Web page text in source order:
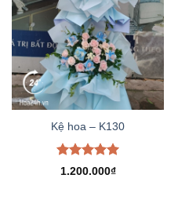
Kệ hoa – K130
Được xếp
1.200.000₫